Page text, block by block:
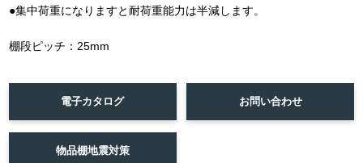
●集中荷重になりますと耐荷重能力は半減します。
棚段ピッチ：25mm
電子カタログ お問い合わせ
物品棚地震対策